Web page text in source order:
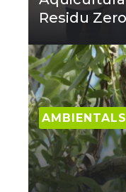
Residu Zero
AMBIENTALS